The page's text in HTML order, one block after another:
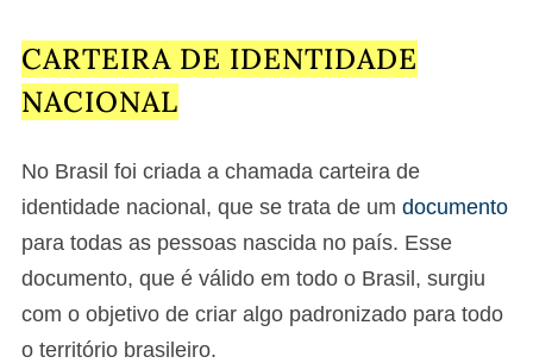
CARTEIRA DE IDENTIDADE
NACIONAL
No Brasil foi criada a chamada carteira de
identidade nacional, que se trata de um documento
para todas as pessoas nascida no país. Esse
documento, que é válido em todo o Brasil, surgiu
com o objetivo de criar algo padronizado para todo
o território brasileiro.